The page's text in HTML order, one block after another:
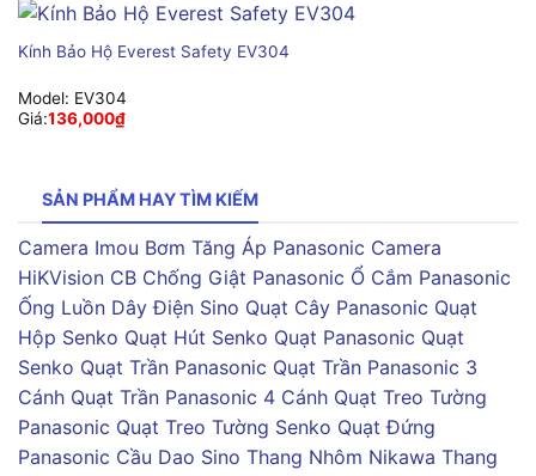
Kính Bảo Hộ Everest Safety EV304
Model: EV304
Giá:136,000₫
SẢN PHẨM HAY TÌM KIẾM
Camera Imou Bơm Tăng Áp Panasonic Camera
HiKVision CB Chống Giật Panasonic Ổ Cắm Panasonic
Ống Luồn Dây Điện Sino Quạt Cây Panasonic Quạt
Hộp Senko Quạt Hút Senko Quạt Panasonic Quạt
Senko Quạt Trần Panasonic Quạt Trần Panasonic 3
Cánh Quạt Trần Panasonic 4 Cánh Quạt Treo Tường
Panasonic Quạt Treo Tường Senko Quạt Đứng
Panasonic Cầu Dao Sino Thang Nhôm Nikawa Thang